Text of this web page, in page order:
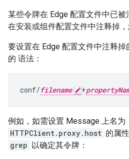
某些令牌在 Edge 配置文件中已
在安装或组件配置文件中注释掉，
要设置在 Edge 配置文件中注释
的 语法：
conf/filename +
例如，如需设置 Message 上名为
HTTPClient.proxy.host 的属
grep 以确定其令牌：